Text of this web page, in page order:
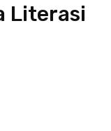
Literasi